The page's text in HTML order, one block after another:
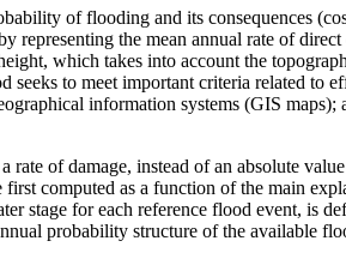
of flooding and its consequences
representing the mean annual rate of
which takes into account the
to meet important criteria related to
information systems (GIS
of damage, instead of an absolute
computed as a function of the main
stage for each reference flood event, is
probability structure of the available